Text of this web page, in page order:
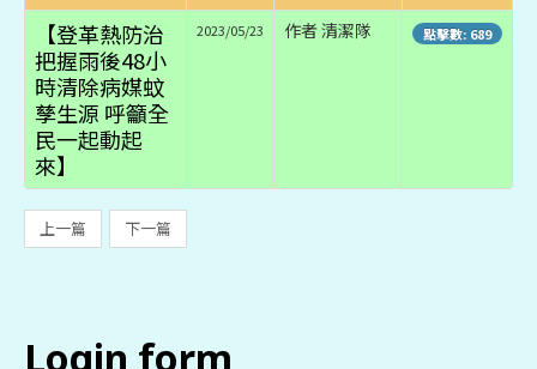
【登革熱防治
把握雨後48小
時清除病媒蚊
孳生源 呼籲全
民一起動起
來】
2023/05/23 作者 清潔隊 點擊數: 689
上一篇 下一篇
login form